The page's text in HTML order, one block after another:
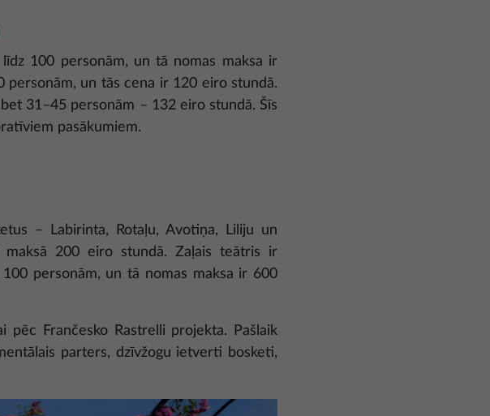
100 personām, un tā nomas maksa ir
personām, un tās cena ir 120 eiro stundā.
31–45 personām – 132 eiro stundā. Šīs
pasākumiem.
– Labirinta, Rotaļu, Avotiņa, Liliju un
maksā 200 eiro stundā. Zaļais teātris ir
personām, un tā nomas maksa ir 600
pēc Frančesko Rastrelli projekta. Pašlaik
parters, dzīvžogu ietverti bosketi,